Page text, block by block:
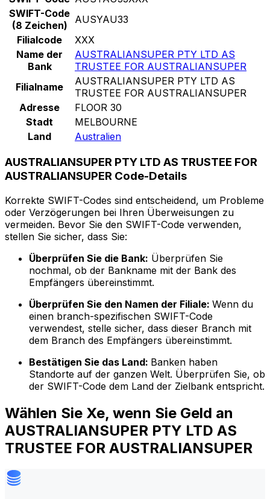
SWIFT-Code
(8 Zeichen)
AUSYAU33
Filialcode
XXX
Name der
Bank
AUSTRALIANSUPER PTY LTD AS
TRUSTEE FOR AUSTRALIANSUPER
Filialname
AUSTRALIANSUPER PTY LTD AS
TRUSTEE FOR AUSTRALIANSUPER
Adresse
FLOOR 30
Stadt
MELBOURNE
Land
Australien
AUSTRALIANSUPER PTY LTD AS TRUSTEE FOR
AUSTRALIANSUPER Code-Details
Korrekte SWIFT-Codes sind entscheidend, um Probleme
oder Verzögerungen bei Ihren Überweisungen zu
vermeiden. Bevor Sie den SWIFT-Code verwenden,
stellen Sie sicher, dass Sie:
Überprüfen Sie die Bank: Überprüfen Sie
nochmal, ob der Bankname mit der Bank des
Empfängers übereinstimmt.
Überprüfen Sie den Namen der Filiale: Wenn du
einen branch-spezifischen SWIFT-Code
verwendest, stelle sicher, dass dieser Branch mit
dem Branch des Empfängers übereinstimmt.
Bestätigen Sie das Land: Banken haben
Standorte auf der ganzen Welt. Überprüfen Sie, ob
der SWIFT-Code dem Land der Zielbank entspricht.
Wählen Sie Xe, wenn Sie Geld an
AUSTRALIANSUPER PTY LTD AS
TRUSTEE FOR AUSTRALIANSUPER